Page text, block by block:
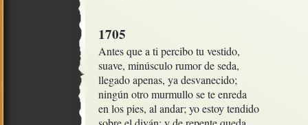
1705
Antes que a ti percibo tu vestido,
suave, minúsculo rumor de seda,
llegado apenas, ya desvanecido;
ningún otro murmullo se te enreda
en los pies, al andar; yo estoy tendido